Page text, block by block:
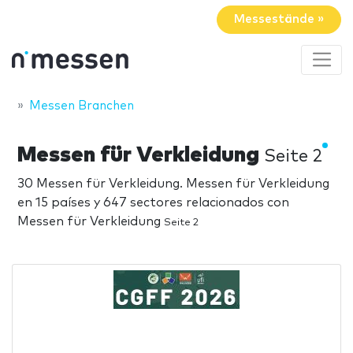
Messestände »
Messen Branchen
Messen für Verkleidung Seite 2
30 Messen für Verkleidung. Messen für Verkleidung
en 15 países y 647 sectores relacionados con
Messen für Verkleidung Seite 2